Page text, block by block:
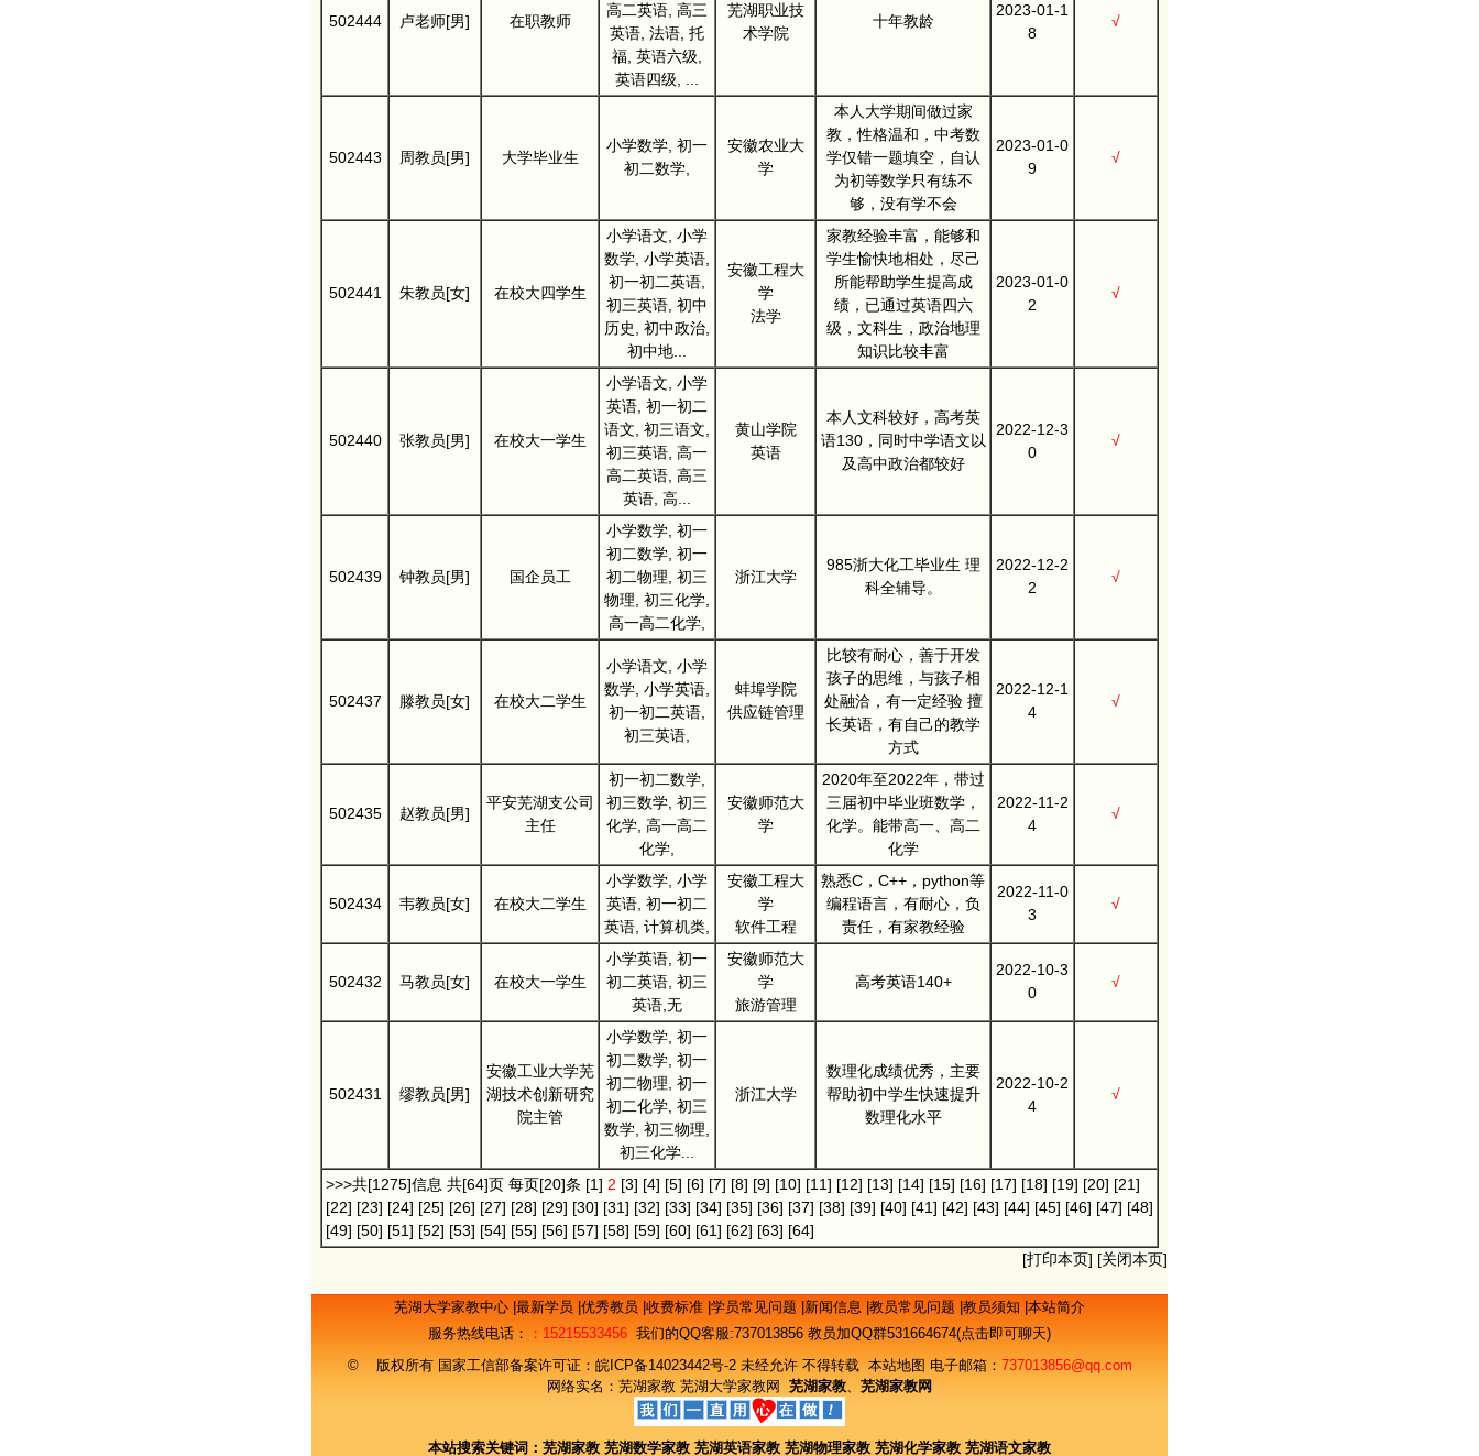
502444 卢老师[男] 在职教师
高二英语, 高三
英语, 法语, 托
福, 英语六级,
英语四级, ...
芜湖职业技
术学院
十年教龄
2023-01-1
8
√
502443 周教员[男] 大学毕业生
小学数学, 初一
初二数学,
安徽农业大
学
本人大学期间做过家
教，性格温和，中考数
学仅错一题填空，自认
为初等数学只有练不
够，没有学不会
2023-01-0
9
√
502441 朱教员[女] 在校大四学生
小学语文, 小学
数学, 小学英语,
初一初二英语,
初三英语, 初中
历史, 初中政治,
初中地...
安徽工程大
学
法学
家教经验丰富，能够和
学生愉快地相处，尽己
所能帮助学生提高成
绩，已通过英语四六
级，文科生，政治地理
知识比较丰富
2023-01-0
2
√
502440 张教员[男] 在校大一学生
小学语文, 小学
英语, 初一初二
语文, 初三语文,
初三英语, 高一
高二英语, 高三
英语, 高...
黄山学院
英语
本人文科较好，高考英
语130，同时中学语文以
及高中政治都较好
2022-12-3
0
√
502439 钟教员[男] 国企员工
小学数学, 初一
初二数学, 初一
初二物理, 初三
物理, 初三化学,
高一高二化学,
浙江大学
985浙大化工毕业生 理
科全辅导。
2022-12-2
2
√
502437 滕教员[女] 在校大二学生
小学语文, 小学
数学, 小学英语,
初一初二英语,
初三英语,
蚌埠学院
供应链管理
比较有耐心，善于开发
孩子的思维，与孩子相
处融洽，有一定经验 擅
长英语，有自己的教学
方式
2022-12-1
4
√
502435 赵教员[男]
平安芜湖支公司
主任
初一初二数学,
初三数学, 初三
化学, 高一高二
化学,
安徽师范大
学
2020年至2022年，带过
三届初中毕业班数学，
化学。能带高一、高二
化学
2022-11-2
4
√
502434 韦教员[女] 在校大二学生
小学数学, 小学
英语, 初一初二
英语, 计算机类,
安徽工程大
学
软件工程
熟悉C，C++，python等
编程语言，有耐心，负
责任，有家教经验
2022-11-0
3
√
502432 马教员[女] 在校大一学生
小学英语, 初一
初二英语, 初三
英语,无
安徽师范大
学
旅游管理
高考英语140+
2022-10-3
0
√
502431 缪教员[男]
安徽工业大学芜
湖技术创新研究
院主管
小学数学, 初一
初二数学, 初一
初二物理, 初一
初二化学, 初三
数学, 初三物理,
初三化学...
浙江大学
数理化成绩优秀，主要
帮助初中学生快速提升
数理化水平
2022-10-2
4
√
>>>共[1275]信息 共[64]页 每页[20]条 [1] 2 [3] [4] [5] [6] [7] [8] [9] [10] [11] [12] [13] [14] [15] [16] [17] [18] [19] [20] [21]
[22] [23] [24] [25] [26] [27] [28] [29] [30] [31] [32] [33] [34] [35] [36] [37] [38] [39] [40] [41] [42] [43] [44] [45] [46] [47] [48]
[49] [50] [51] [52] [53] [54] [55] [56] [57] [58] [59] [60] [61] [62] [63] [64]
[打印本页] [关闭本页]
芜湖大学家教中心 最新学员 优秀教员 收费标准 学员常见问题 新闻信息 教员常见问题 教员须知 本站简介
服务热线电话：
：15215533456 我们的QQ客服:737013856 教员加QQ群531664674(点击即可聊天)
© 版权所有 国家工信部备案许可证： 皖ICP备14023442号-2 未经允许 不得转载 本站地图 电子邮箱： 737013856@qq.com
网络实名： 芜湖家教 芜湖大学家教网 芜湖家教、 芜湖家教网
本站搜索关键词： 芜湖家教 芜湖数学家教 芜湖英语家教 芜湖物理家教 芜湖化学家教 芜湖语文家教